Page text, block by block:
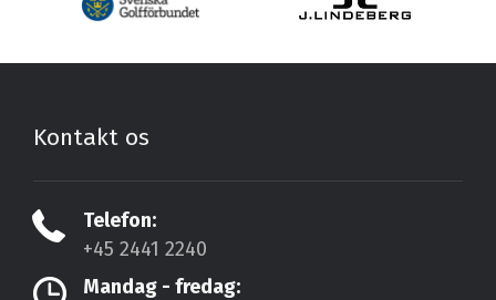
Kontakt os
Telefon:
+45 2441 2240
Mandag - fredag: